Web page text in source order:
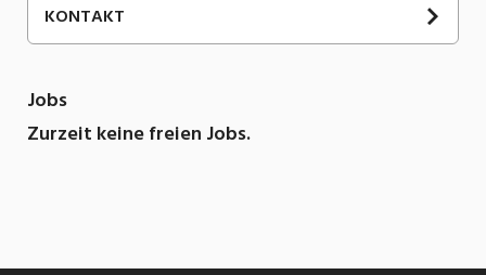
KONTAKT
Jobs
Zurzeit keine freien Jobs.